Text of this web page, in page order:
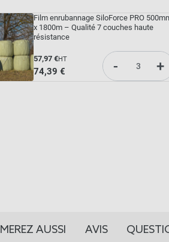
Film enrubannage SiloForce PRO
x 1800m – Qualité 7 couches haute
résistance
57,97 €HT
74,39 € - +
AUSSI AVIS